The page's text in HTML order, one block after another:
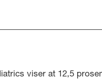
viser at 12,5